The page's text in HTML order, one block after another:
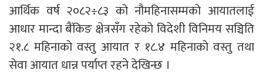
आर्थिक वर्ष २०८२÷८३ को नौमहिनासम्मको आयातलाई
आधार मान्दा बैंकिङ क्षेत्रसँग रहेको विदेशी विनिमय सञ्चिति
२१.८ महिनाको वस्तु आयात र १८.४ महिनाको वस्तु तथा
सेवा आयात धान्न पर्याप्त रहने देखिन्छ ।